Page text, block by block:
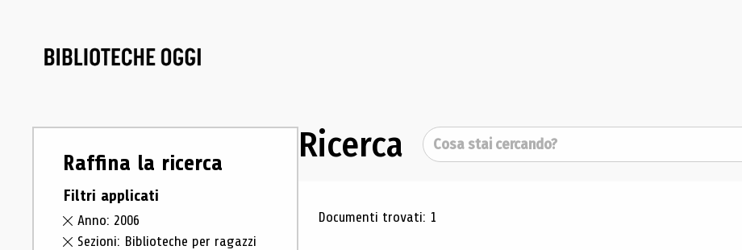
Raffina la ricerca
Filtri applicati
Anno: 2006
Sezioni: Biblioteche per ragazzi
Ricerca Cerca
Risultati di ricerca
Documenti trovati: 1